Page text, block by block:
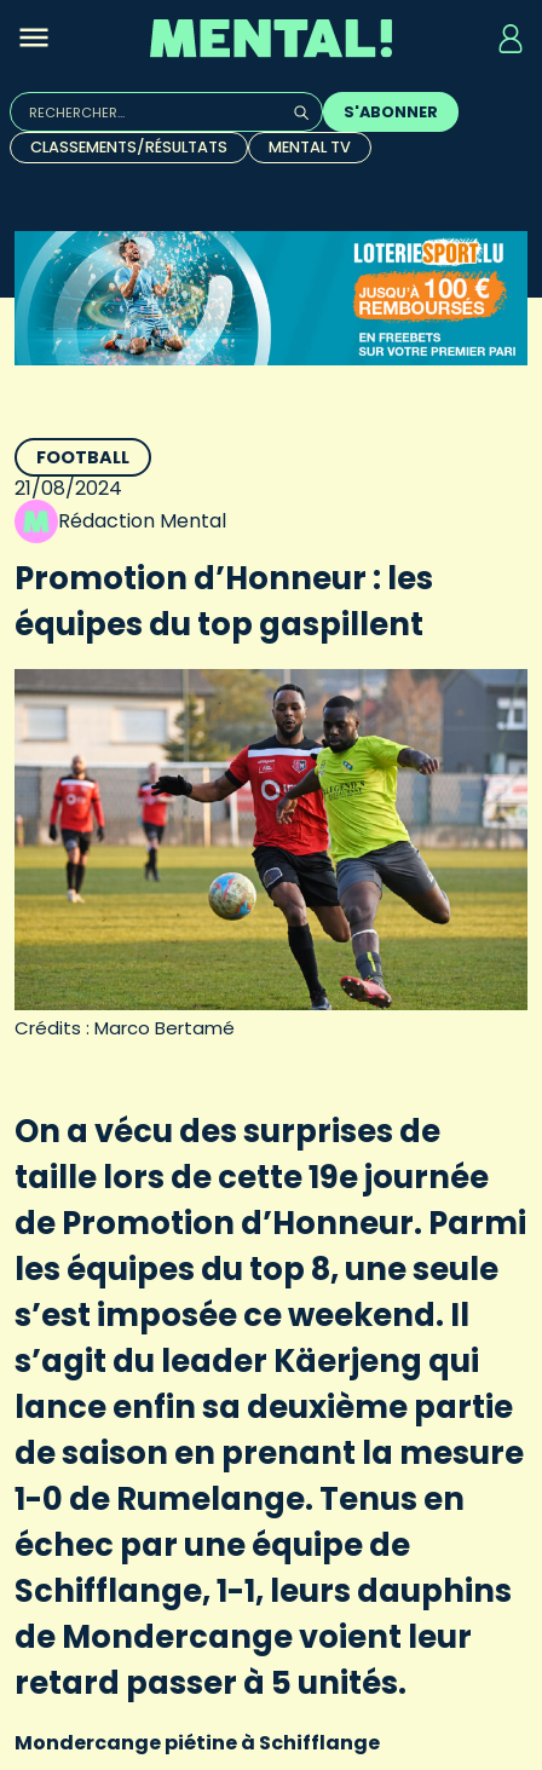
Rechercher :
Quand les résultats de l'auto-complétion sont
S'ABONNER
CLASSEMENTS/RÉSULTATS
MENTAL TV
Crédits : Marco Bertamé
FOOTBALL
21/08/2024
Rédaction Mental
Promotion d’Honneur : les
équipes du top gaspillent
On a vécu des surprises de
taille lors de cette 19e journée
de Promotion d’Honneur. Parmi
les équipes du top 8, une seule
s’est imposée ce weekend. Il
s’agit du leader Käerjeng qui
lance enfin sa deuxième partie
de saison en prenant la mesure
1-0 de Rumelange. Tenus en
échec par une équipe de
Schifflange, 1-1, leurs dauphins
de Mondercange voient leur
retard passer à 5 unités.
Mondercange piétine à Schifflange